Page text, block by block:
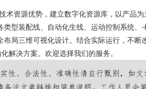
术资源优势，建立数字化资源库，以产品为
型装配线、自动化生线、运动控制系统、 -
布局三维可视化设计。结合实际运行，不断
解决方案。欢迎选择我们的服务。